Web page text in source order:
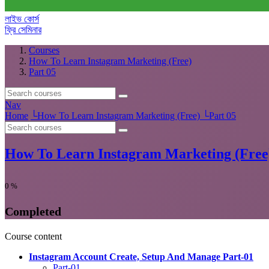
লাইভ কোর্স
ফ্রি সেমিনার
Courses
How To Learn Instagram Marketing (Free)
Part 05
Nav
Home └How To Learn Instagram Marketing (Free) └Part 05
How To Learn Instagram Marketing
0 %
Completed
Course content
Instagram Account Create, Setup And Manage Part-01